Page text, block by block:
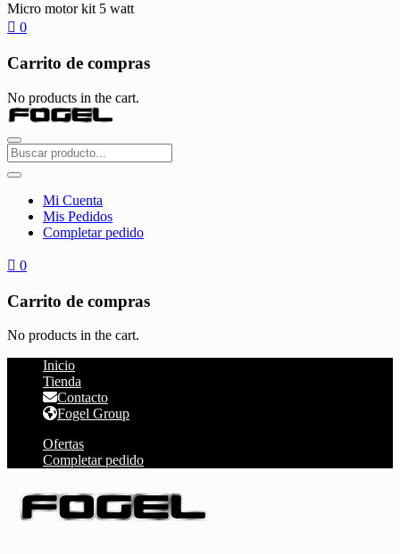
Micro motor kit 5 watt
0
Carrito de compras
No products in the cart.
Mi Cuenta
Mis Pedidos
Completar pedido
0
Carrito de compras
No products in the cart.
Inicio
Tienda
Contacto
Fogel Group
Ofertas
Completar pedido